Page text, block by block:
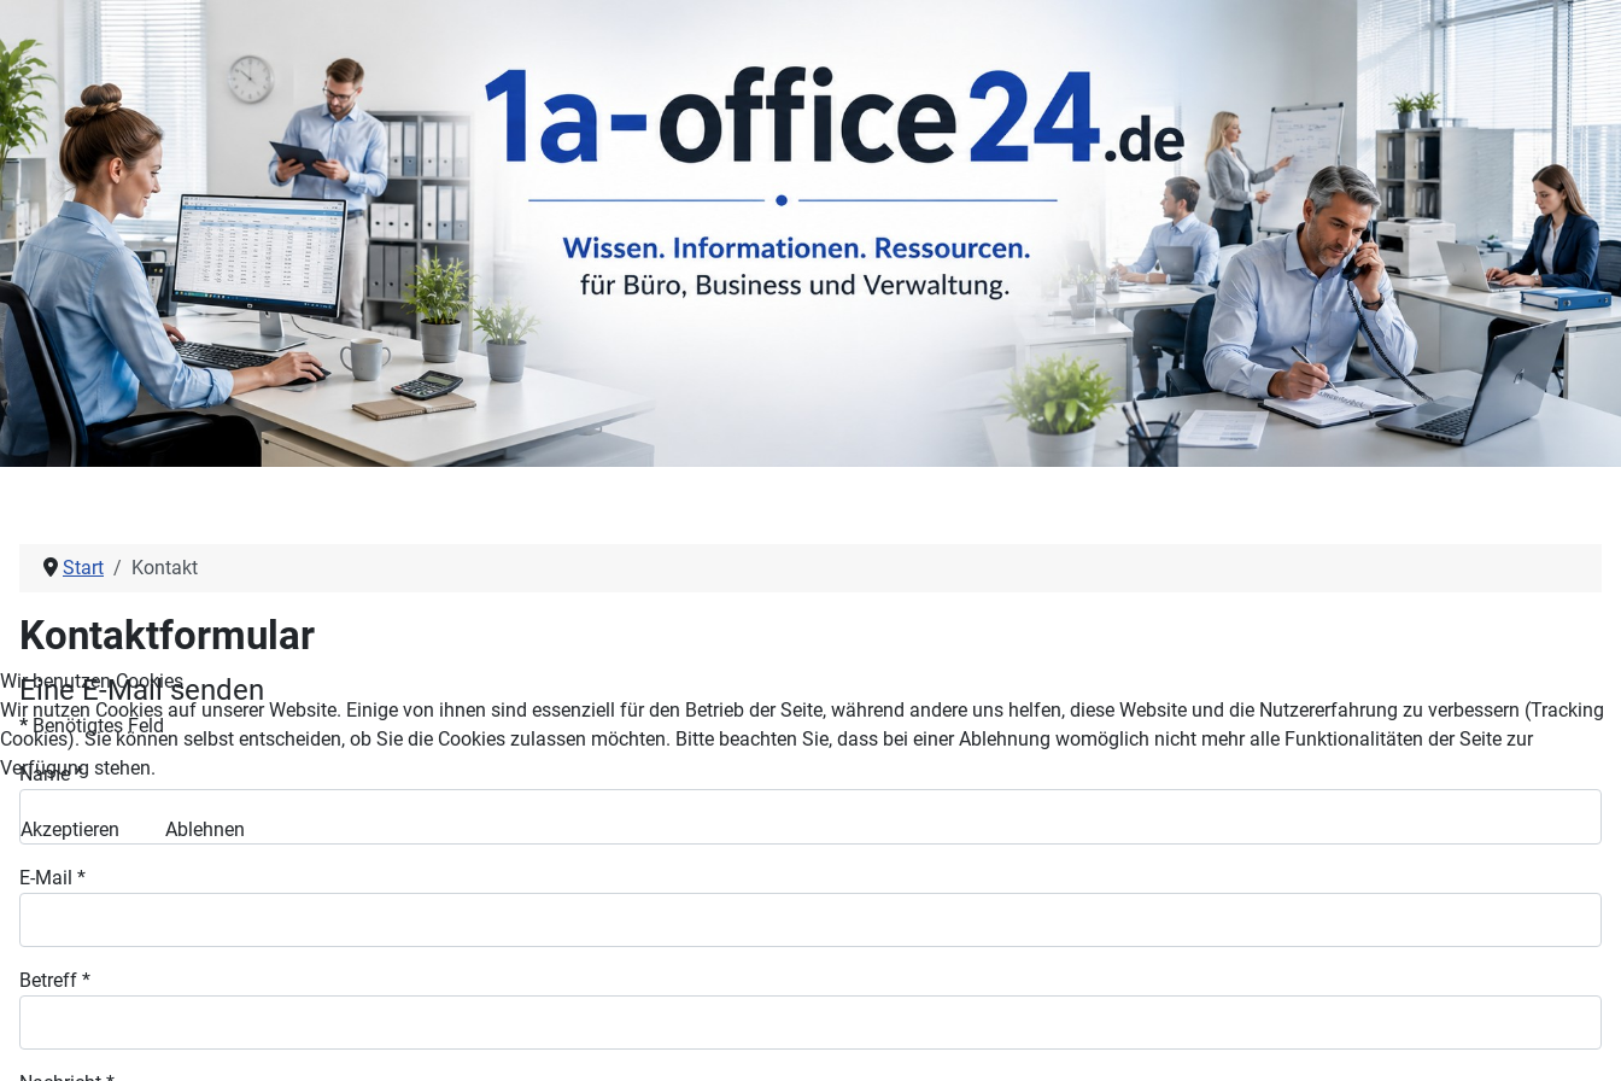
Start Kontakt
Kontaktformular
Eine E-Mail senden
* Benötigtes Feld
Name*
E-Mail *
Betreff *
Wir benutzen Cookies
Wir nutzen Cookies auf unserer Website. Einige von ihnen sind essenziell für den Betrieb der Seite, während andere uns helfen, diese Website und die Nutzererfahrung zu verbessern (Tracking
Cookies). Sie können selbst entscheiden, ob Sie die Cookies zulassen möchten. Bitte beachten Sie, dass bei einer Ablehnung womöglich nicht mehr alle Funktionalitäten der Seite zur
Verfügung stehen.
Akzeptieren Ablehnen